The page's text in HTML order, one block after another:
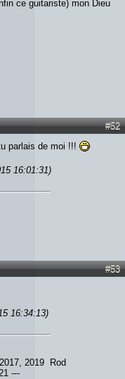
ce guitariste) mon Dieu
#52
parlais de moi !!!
16:01:31)
#53
16:34:13)
2019 Rod
---